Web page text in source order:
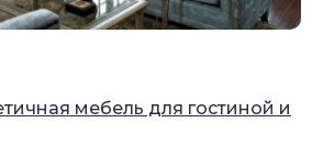
мебель для гостиной и